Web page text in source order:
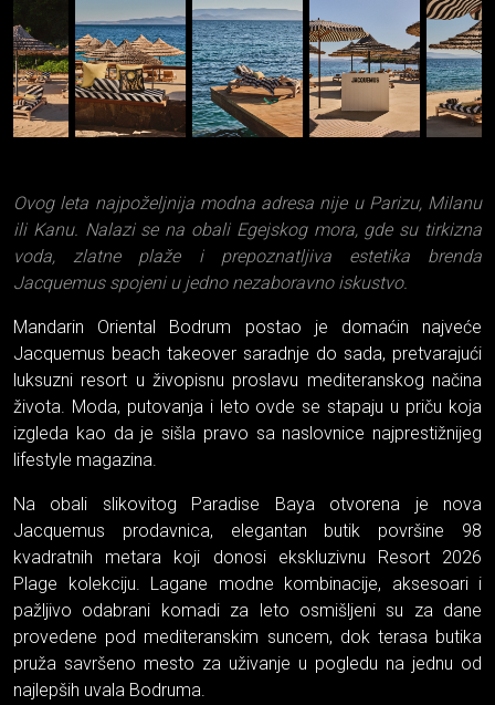
Ovog leta najpoželjnija modna adresa nije u Parizu, Milanu
ili Kanu. Nalazi se na obali Egejskog mora, gde su tirkizna
voda, zlatne plaže i prepoznatljiva estetika brenda
Jacquemus spojeni u jedno nezaboravno iskustvo.
Mandarin Oriental Bodrum postao je domaćin najveće
Jacquemus beach takeover saradnje do sada, pretvarajući
luksuzni resort u živopisnu proslavu mediteranskog načina
života. Moda, putovanja i leto ovde se stapaju u priču koja
izgleda kao da je sišla pravo sa naslovnice najprestižnijeg
lifestyle magazina.
Na obali slikovitog Paradise Baya otvorena je nova
Jacquemus prodavnica, elegantan butik površine 98
kvadratnih metara koji donosi ekskluzivnu Resort 2026
Plage kolekciju. Lagane modne kombinacije, aksesoari i
pažljivo odabrani komadi za leto osmišljeni su za dane
provedene pod mediteranskim suncem, dok terasa butika
pruža savršeno mesto za uživanje u pogledu na jednu od
najlepših uvala Bodruma.